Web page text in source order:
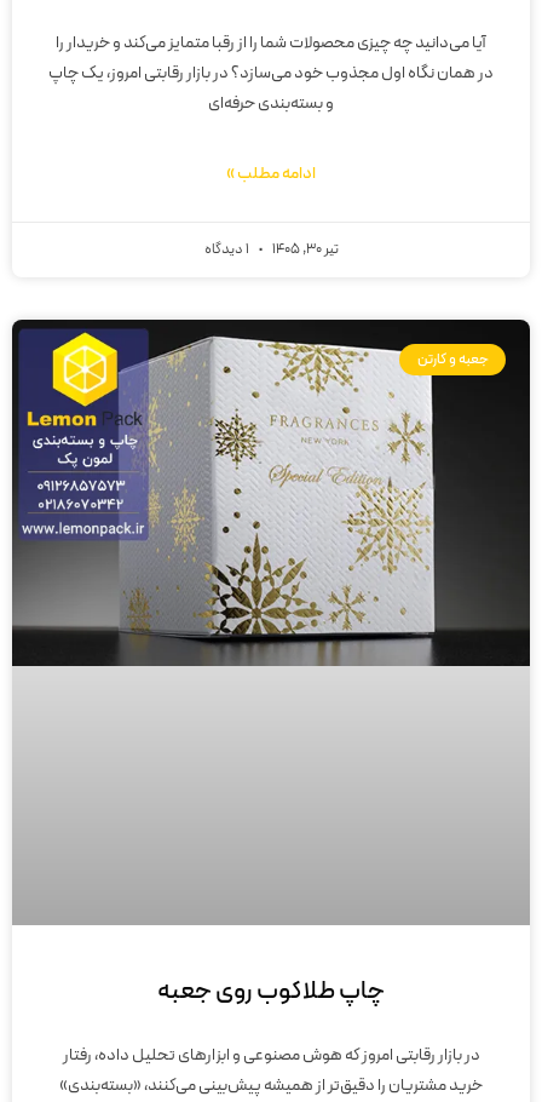
آیا می‌دانید چه چیزی محصولات شما را از رقبا متمایز می‌کند و خریدار را
در همان نگاه اول مجذوب خود می‌سازد؟ در بازار رقابتی امروز، یک چاپ
و بسته‌بندی حرفه‌ای
ادامه مطلب »
تیر 30, 1405
جعبه و کارتن
چاپ طلاکوب روی جعبه
در بازار رقابتی امروز که هوش مصنوعی و ابزارهای تحلیل داده، رفتار
خرید مشتریان را دقیق‌تر از همیشه پیش‌بینی می‌کنند، «بسته‌بندی»